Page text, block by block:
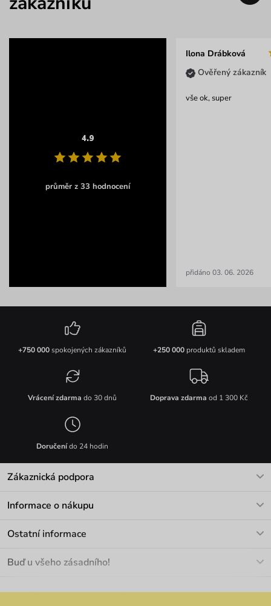
4.9
průměr z 33 hodnocení
Ilona Drábková
Ověřený zákazník
vše ok, super
přidáno 03. 06. 2026
+750 000spokojených zákazníků +250 000produktů skladem
Vrácení zdarma do 30 dnů Doprava zdarma od 1 300 Kč
Doručenído 24 hodin
Zákaznická podpora
Informace o nákupu
Materiály a údržba
Ostatní informace
Velkoobchod
Buď u všeho zásadního!